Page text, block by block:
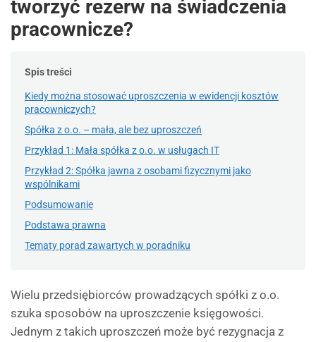
tworzyć rezerw na świadczenia
pracownicze?
Spis treści
Kiedy można stosować uproszczenia w ewidencji kosztów
pracowniczych?
Spółka z o.o. – mała, ale bez uproszczeń
Przykład 1: Mała spółka z o.o. w usługach IT
Przykład 2: Spółka jawna z osobami fizycznymi jako
wspólnikami
Podsumowanie
Podstawa prawna
Tematy porad zawartych w poradniku
Wielu przedsiębiorców prowadzących spółki z o.o.
szuka sposobów na uproszczenie księgowości.
Jednym z takich uproszczeń może być rezygnacja z